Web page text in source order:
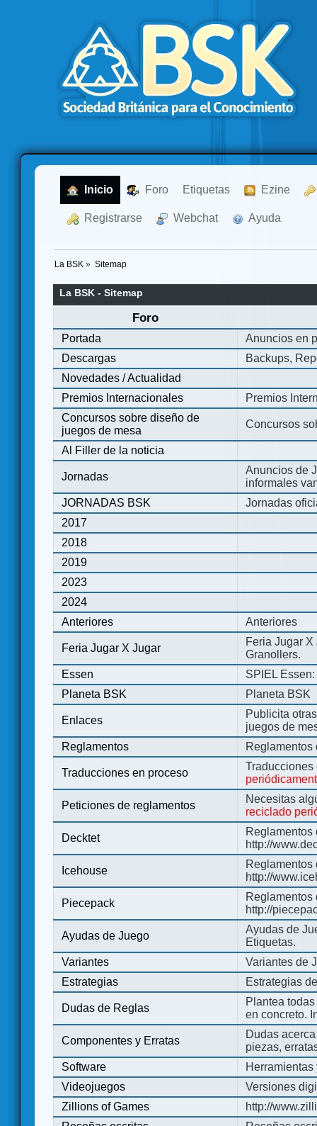
Inicio Foro Etiquetas Ezine
Registrarse Webchat Ayuda
La BSK » Sitemap
La BSK - Sitemap
Foro
Portada
Anuncios en
Descargas
Backups,
Novedades / Actualidad
Premios Internacionales
Premios
Concursos sobre diseño de
juegos de mesa
Concursos
Al Filler de la noticia
Jornadas
Anuncios de
informales
JORNADAS BSK
Jornadas
2017
2018
2019
2023
2024
Anteriores
Anteriores
Feria Jugar X Jugar
Feria Jugar
Granollers.
Essen
SPIEL
Planeta BSK
Planeta BSK
Enlaces
Publicita
juegos de
Reglamentos
Reglamentos
Traducciones en proceso
Peticiones de reglamentos
Necesitas
reciclado
Decktet
Reglamentos
http://
Icehouse
Reglamentos
http://
Piecepack
Reglamentos
http://
Ayudas de Juego
Ayudas de
Etiquetas.
Variantes
Variantes de
Estrategias
Estrategias
Dudas de Reglas
Plantea
en concreto.
Componentes y Erratas
Dudas
piezas,
Software
Videojuegos
Versiones
Zillions of Games
http://